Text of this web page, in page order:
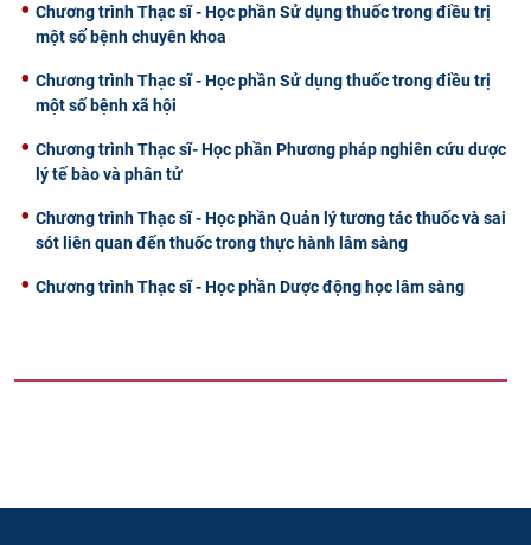
Chương trình Thạc sĩ - Học phần Sử dụng thuốc trong điều trị
một số bệnh chuyên khoa
Chương trình Thạc sĩ - Học phần Sử dụng thuốc trong điều trị
một số bệnh xã hội
Chương trình Thạc sĩ- Học phần Phương pháp nghiên cứu dược
lý tế bào và phân tử
Chương trình Thạc sĩ - Học phần Quản lý tương tác thuốc và sai
sót liên quan đến thuốc trong thực hành lâm sàng
Chương trình Thạc sĩ - Học phần Dược động học lâm sàng